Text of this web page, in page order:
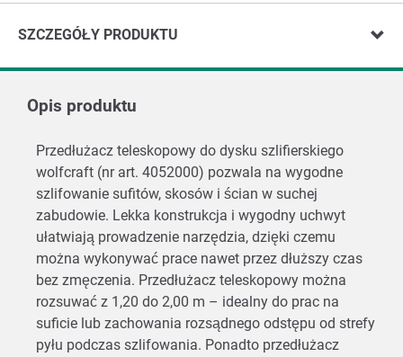
SZCZEGÓŁY PRODUKTU
Opis produktu
Przedłużacz teleskopowy do dysku szlifierskiego
wolfcraft (nr art. 4052000) pozwala na wygodne
szlifowanie sufitów, skosów i ścian w suchej
zabudowie. Lekka konstrukcja i wygodny uchwyt
ułatwiają prowadzenie narzędzia, dzięki czemu
można wykonywać prace nawet przez dłuższy czas
bez zmęczenia. Przedłużacz teleskopowy można
rozsuwać z 1,20 do 2,00 m – idealny do prac na
suficie lub zachowania rozsądnego odstępu od strefy
pyłu podczas szlifowania. Ponadto przedłużacz